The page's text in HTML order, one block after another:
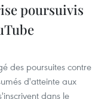
poursuivis
des poursuites contre
d'atteinte aux
dans le